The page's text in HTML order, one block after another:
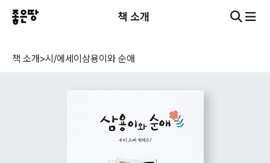
책 소개
책 소개>시/에세이 삼용이와 순애